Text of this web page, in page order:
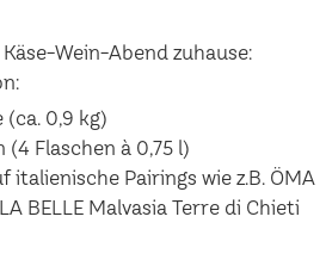
Wein-Abend zuhause:
0,9 kg)
Flaschen à 0,75 l)
italienische Pairings wie z.B. ÖMA
BELLE Malvasia Terre di Chieti